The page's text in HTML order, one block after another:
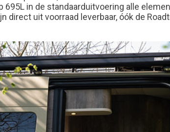
695L in de standaarduitvoering alle
direct uit voorraad leverbaar, óók de